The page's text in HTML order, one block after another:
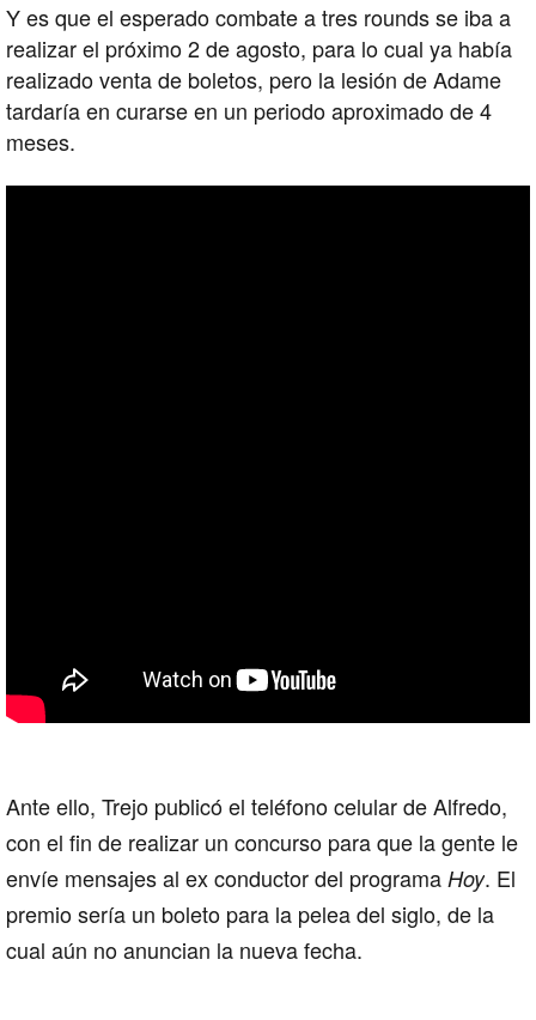
Y es que el esperado combate a tres rounds se iba a
realizar el próximo 2 de agosto, para lo cual ya había
realizado venta de boletos, pero la lesión de Adame
tardaría en curarse en un periodo aproximado de 4
meses.
Ante ello, Trejo publicó el teléfono celular deAlfredo,
con el fin de realizar un concurso para que la gente le
envíe mensajes al ex conductor del programa Hoy. El
premio sería un boleto para la pelea del siglo, de la
cual aún no anuncian la nueva fecha.